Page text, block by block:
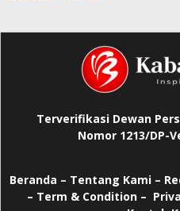
Terverifikasi Dewan
Nomor 1213/DP-
Beranda – Tentang Kami –
– Term & Condition –